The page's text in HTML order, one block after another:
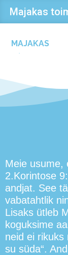
Skip
Majakas
MAJAKAS
Meie usume,
2.Korintose
andjat. See
vabatahtlik
Lisaks ütleb
koguksime
neid ei rikuks
su süda“.